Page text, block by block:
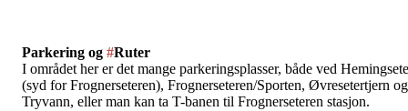
Parkering og #Ruter
I området her er det mange parkeringsplasser, både ved
(syd for Frognerseteren), Frognerseteren/Sporten, Øvresetertjern og
Tryvann, eller man kan ta T-banen til Frognerseteren stasjon.